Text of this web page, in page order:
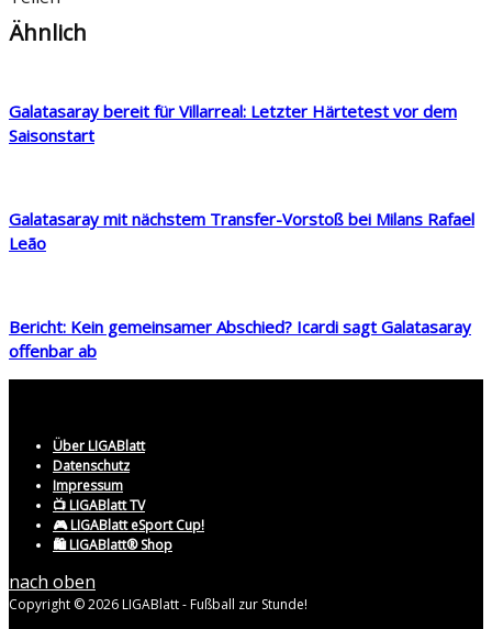
Ähnlich
Galatasaray bereit für Villarreal: Letzter Härtetest vor dem
Saisonstart
Galatasaray mit nächstem Transfer-Vorstoß bei Milans Rafael
Leão
Bericht: Kein gemeinsamer Abschied? Icardi sagt Galatasaray
offenbar ab
Über LIGABlatt
Datenschutz
Impressum
📺 LIGABlatt TV
🎮 LIGABlatt eSport Cup!
🛍️ LIGABlatt® Shop
nach oben
Copyright © 2026 LIGABlatt - Fußball zur Stunde!